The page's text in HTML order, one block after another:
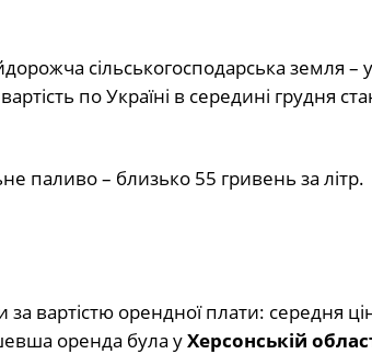
сільськогосподарська земля –
по Україні в середині грудня
паливо – близько 55 гривень за літр.
вартістю орендної плати: середня
оренда була уХерсонській